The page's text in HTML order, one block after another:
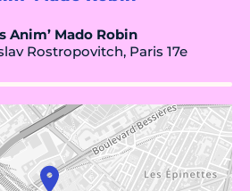
Anim’ Mado Robin
Rostropovitch, Paris 17e